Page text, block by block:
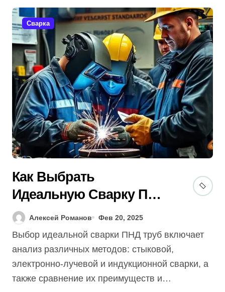
Сварка
Как Выбрать
Идеальную Сварку ПНД
Труб? 7 Советов
Экспертов (Бесплатно)
Алексей Романов Фев 20, 2025
Выбор идеальной сварки ПНД труб включает
анализ различных методов: стыковой,
электронно-лучевой и индукционной сварки, а
также сравнение их преимуществ и…